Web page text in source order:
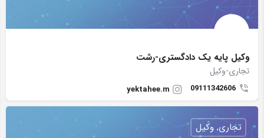
وکیل پایه یک دادگستری-رشت
تجاری-وکیل
09111342606
yektahee.m
تجاری, وکیل